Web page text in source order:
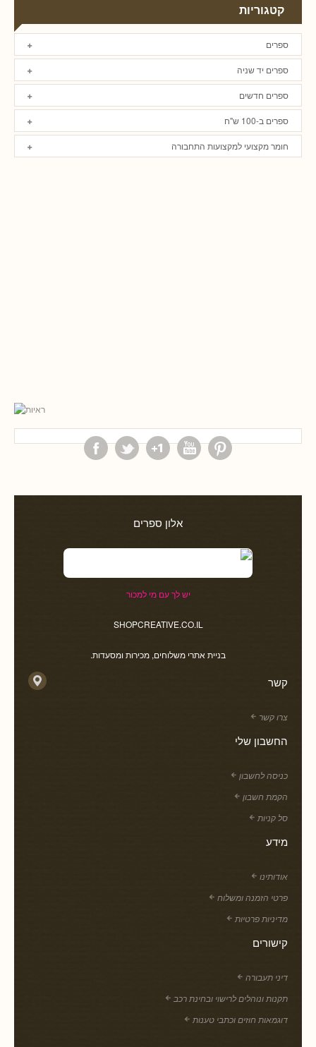
קטגוריות
ספרים
ספרים יד שניה
ספרים חדשים
ספרים ב-100 ש"ח
חומר מקצועי למקצועות התחבורה
אלון ספרים
יש לך עם מי למכור
SHOPCREATIVE.CO.IL
בניית אתרי משלוחים, מכירות ומסעדות.
קשר
צרו קשר
החשבון שלי
כניסה לחשבון
הקמת חשבון
סל קניות
מידע
אודותינו
פרטי הזמנה ומשלוח
מדיניות פרטיות
קישורים
דיני תעבורה
תקנות ונוהלים לרישוי ובחינת רכב
דוגמאות חוזים וכתבי טענות